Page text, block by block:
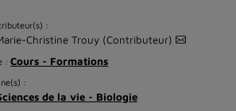
:
Christine Trouy (Contributeur)
:Cours - Formations
:
de la vie - Biologie